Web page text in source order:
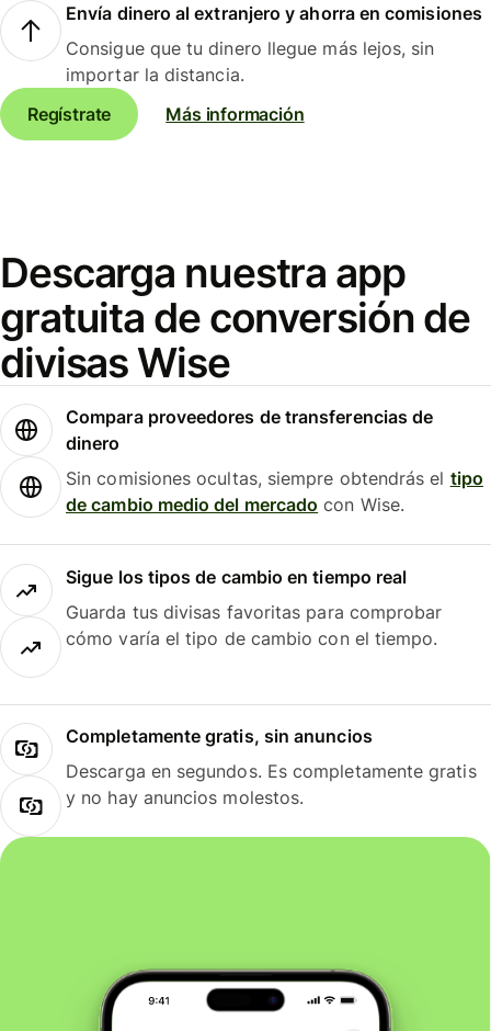
Envía dinero al extranjero y ahorra en comisiones
Consigue que tu dinero llegue más lejos, sin
importar la distancia.
Regístrate
Más información
Descarga nuestra app
gratuita de conversión de
divisas Wise
Compara proveedores de transferencias de
dinero
Sin comisiones ocultas, siempre obtendrás el tipo
de cambio medio del mercado con Wise.
Sigue los tipos de cambio en tiempo real
Guarda tus divisas favoritas para comprobar
cómo varía el tipo de cambio con el tiempo.
Completamente gratis, sin anuncios
Descarga en segundos. Es completamente gratis
y no hay anuncios molestos.